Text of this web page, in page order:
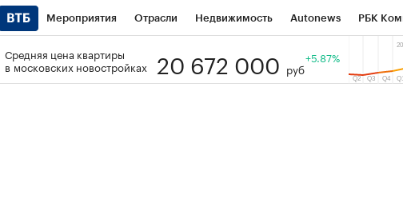
Мероприятия Отрасли Недвижимость Autonews РБК
РБК РБК Образование Тренды
Средняя цена квартиры
в московских новостройках
20 672 000 руб
+5.87%